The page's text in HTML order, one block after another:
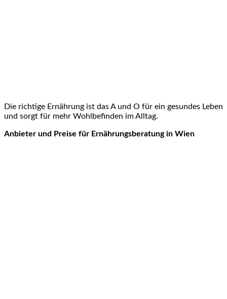
Die richtige Ernährung ist das A und O für ein gesundes Leben
und sorgt für mehr Wohlbefinden im Alltag.
Anbieter und Preise für Ernährungsberatung in Wien